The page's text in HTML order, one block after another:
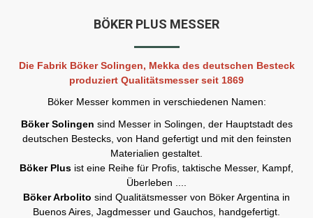
BÖKER PLUS MESSER
Die Fabrik Böker Solingen, Mekka des deutschen Besteck
produziert Qualitätsmesser seit 1869
Böker Messer kommen in verschiedenen Namen:
Böker Solingen sind Messer in Solingen, der Hauptstadt des
deutschen Bestecks, von Hand gefertigt und mit den feinsten
Materialien gestaltet.
Böker Plus ist eine Reihe für Profis, taktische Messer, Kampf,
Überleben ....
Böker Arbolito sind Qualitätsmesser von Böker Argentina in
Buenos Aires, Jagdmesser und Gauchos, handgefertigt.